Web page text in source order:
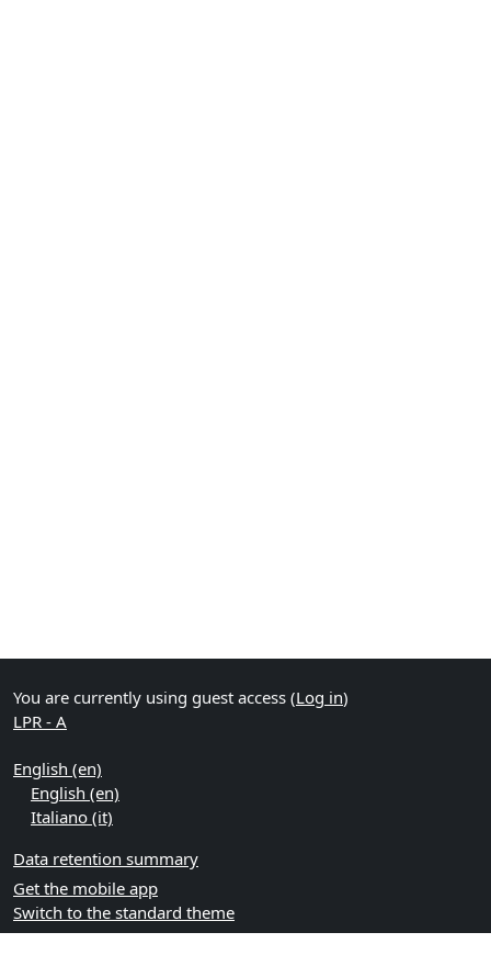
You are currently using guest access (Log in)
LPR - A
English ‎(en)‎
English ‎(en)‎
Italiano ‎(it)‎
Data retention summary
Get the mobile app
Switch to the standard theme